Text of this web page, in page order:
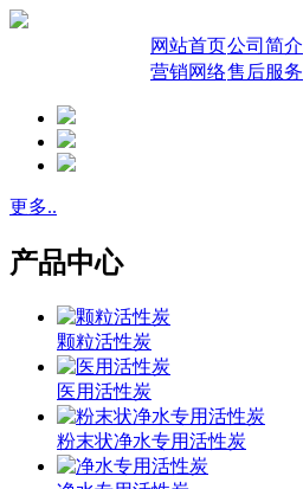
网站首页公司简介
营销网络售后服务
更多..
产品中心
颗粒活性炭
医用活性炭
粉末状净水专用活性炭